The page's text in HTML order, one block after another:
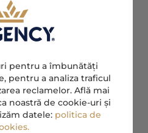
pentru a îmbunătăți
pentru a analiza traficul
reclamelor. Află mai
noastră de cookie-uri și
datele: politica de